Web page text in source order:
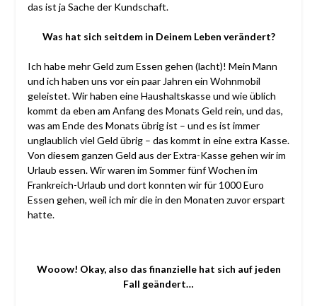
das ist ja Sache der Kundschaft.
Was hat sich seitdem in Deinem Leben verändert?
Ich habe mehr Geld zum Essen gehen (lacht)! Mein Mann
und ich haben uns vor ein paar Jahren ein Wohnmobil
geleistet. Wir haben eine Haushaltskasse und wie üblich
kommt da eben am Anfang des Monats Geld rein, und das,
was am Ende des Monats übrig ist – und es ist immer
unglaublich viel Geld übrig – das kommt in eine extra Kasse.
Von diesem ganzen Geld aus der Extra-Kasse gehen wir im
Urlaub essen. Wir waren im Sommer fünf Wochen im
Frankreich-Urlaub und dort konnten wir für 1000 Euro
Essen gehen, weil ich mir die in den Monaten zuvor erspart
hatte.
Wooow! Okay, also das finanzielle hat sich auf jeden
Fall geändert…